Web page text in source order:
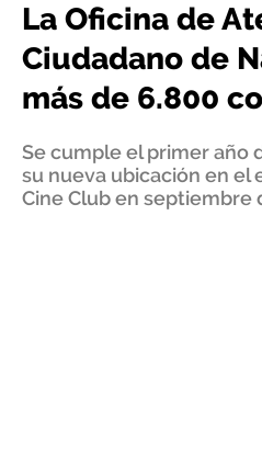
La Oficina de
Ciudadano de
más de 6.800
Se cumple el primer año
su nueva ubicación en el
Cine Club en septiembre